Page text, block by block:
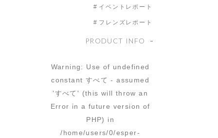
イベントレポート
フレンズレポート
PRODUCT INFO
Warning: Use of undefined
constant すべて - assumed
'すべて' (this will throw an
Error in a future version of
PHP) in
/home/users/0/esper-